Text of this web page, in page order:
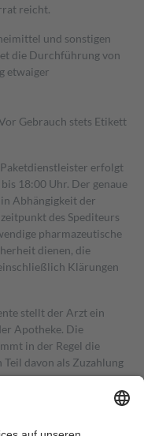
reicht.
und sonstigen
die Durchführung von
etwaiger
Gebrauch stets Etikett
erfolgt
18:00 Uhr. Der genaue
Abhängigkeit der
des Spediteurs
pharmazeutische
dienen, die
Klärungen
stellt der Arzt ein
Apotheke. Die
in der Regel die
davon als Zuzahlung
in Höhe von zehn
als die tatsächlichen